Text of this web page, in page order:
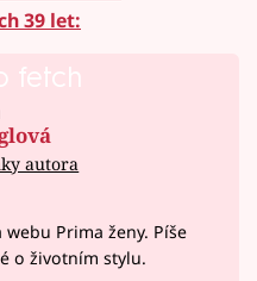
39 let:
fetch
autora
Prima ženy. Píše
o životním stylu.